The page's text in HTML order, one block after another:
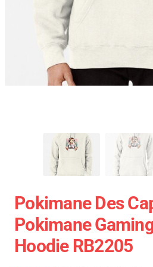
Pokimane Des
Pokimane
Hoodie RB2205